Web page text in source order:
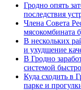
Гродно опять
последствия
Члена Совета
мясокомбината
В нескольких
и ухудшение
В Гродно
системой
Куда сходить в
парке и